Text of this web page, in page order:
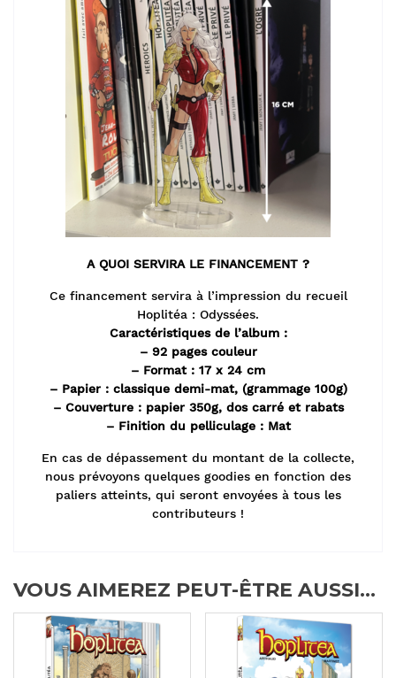
A QUOI SERVIRA LE FINANCEMENT ?
Ce financement servira à l’impression du recueil
Hoplitéa : Odyssées.
Caractéristiques de l’album :
– 92 pages couleur
– Format : 17 x 24 cm
– Papier : classique demi-mat, (grammage 100g)
– Couverture : papier 350g, dos carré et rabats
– Finition du pelliculage : Mat
En cas de dépassement du montant de la collecte,
nous prévoyons quelques goodies en fonction des
paliers atteints, qui seront envoyées à tous les
contributeurs !
VOUS AIMEREZ PEUT-ÊTRE AUSSI…